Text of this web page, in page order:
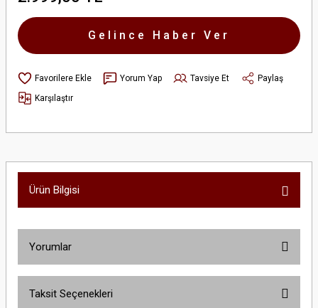
Gelince Haber Ver
Yorum Yap Tavsiye Et
Paylaş
Karşılaştır
Ürün Bilgisi
Yorumlar
Taksit Seçenekleri